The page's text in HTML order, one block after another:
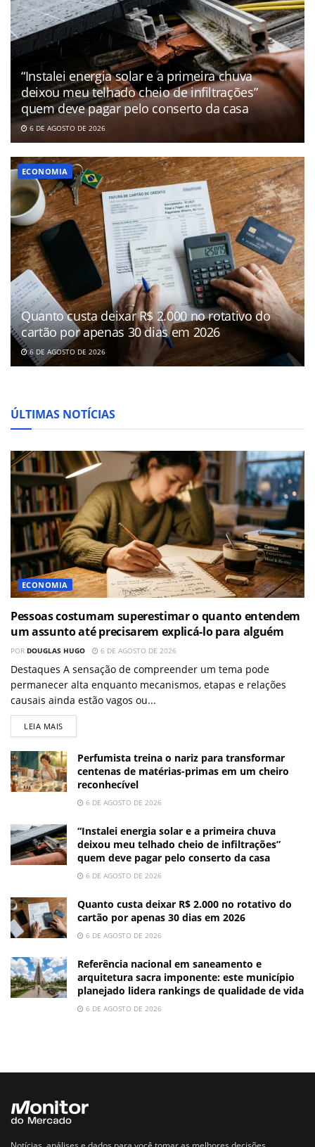
“Instalei energia solar e a primeira chuva
deixou meu telhado cheio de infiltrações”
quem deve pagar pelo conserto da casa
6 DE AGOSTO DE 2026
ECONOMIA
Quanto custa deixar R$ 2.000 no rotativo do
cartão por apenas 30 dias em 2026
6 DE AGOSTO DE 2026
ÚLTIMAS NOTÍCIAS
ECONOMIA
Pessoas costumam superestimar o quanto entendem
um assunto até precisarem explicá-lo para alguém
POR DOUGLAS HUGO 6 DE AGOSTO DE 2026
Destaques A sensação de compreender um tema pode
permanecer alta enquanto mecanismos, etapas e relações
causais ainda estão vagos ou...
LEIA MAIS
Perfumista treina o nariz para transformar
centenas de matérias-primas em um cheiro
reconhecível
6 DE AGOSTO DE 2026
“Instalei energia solar e a primeira chuva
deixou meu telhado cheio de infiltrações”
quem deve pagar pelo conserto da casa
6 DE AGOSTO DE 2026
Quanto custa deixar R$ 2.000 no rotativo do
cartão por apenas 30 dias em 2026
6 DE AGOSTO DE 2026
Referência nacional em saneamento e
arquitetura sacra imponente: este município
planejado lidera rankings de qualidade de vida
6 DE AGOSTO DE 2026